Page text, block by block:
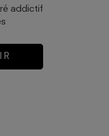
addictif